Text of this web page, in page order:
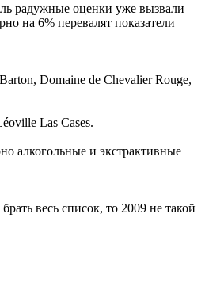
радужные оценки уже вызвали
на 6% перевалят показатели
Domaine de Chevalier Rouge,
Las Cases.
алкогольные и экстрактивные
весь список, то 2009 не такой